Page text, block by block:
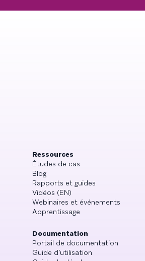
Ressources
Études de cas
Blog
Rapports et guides
Vidéos (EN)
Webinaires et événements
Apprentissage
Documentation
Portail de documentation
Guide d’utilisation